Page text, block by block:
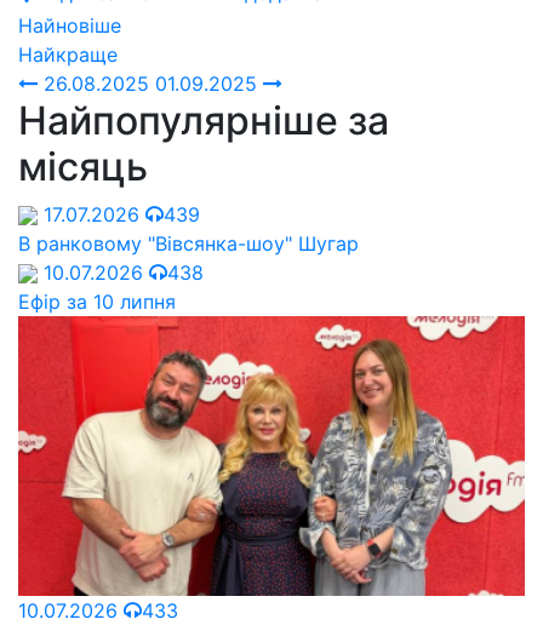
Найновіше
Найкраще
26.08.2025 01.09.2025
Найпопулярніше за
місяць
17.07.2026
439
В ранковому "Вівсянка-шоу" Шугар
10.07.2026
438
Ефір за 10 липня
10.07.2026
433